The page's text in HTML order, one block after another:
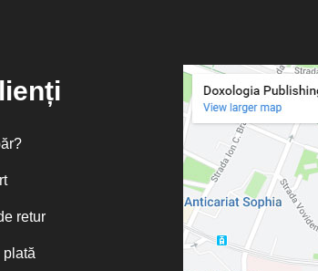
retur
plată